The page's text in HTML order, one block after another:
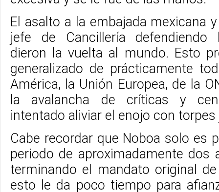
El asalto a la embajada mexicana
jefe de Cancillería defendiendo
dieron la vuelta al mundo. Esto
generalizado de prácticamente
América, la Unión Europea, de la
la avalancha de críticas y
intentado aliviar el enojo con
Cabe recordar que Noboa solo es
periodo de aproximadamente dos
terminando el mandato original
esto le da poco tiempo para